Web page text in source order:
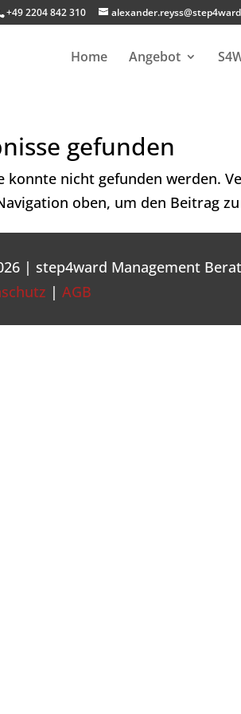
+49 2204 842 310
Home Angebot
gefunden
konnte nicht gefunden werden.
oben, um den Beitrag
| step4ward Management
|AGB